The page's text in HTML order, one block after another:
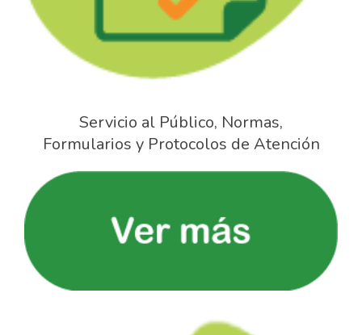
Servicio al Público, Normas,
Formularios y Protocolos de Atención